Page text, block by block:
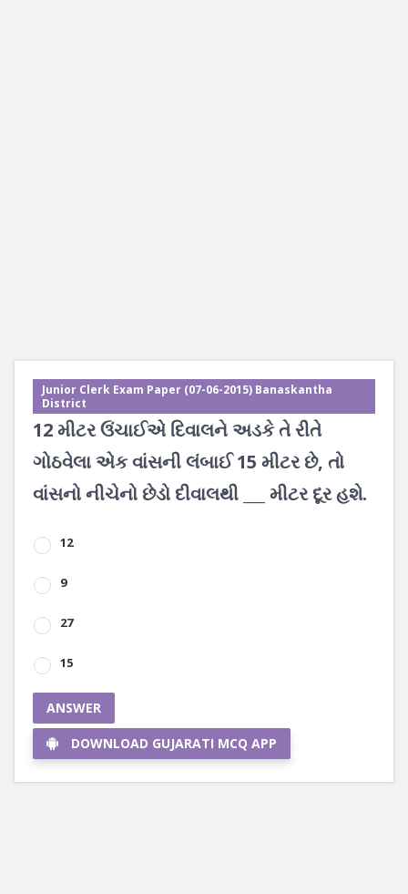
Junior Clerk Exam Paper (07-06-2015) Banaskantha
District
12 મીટર ઉંચાઈએ દિવાલને અડકે તે રીતે
ગોઠવેલા એક વાંસની લંબાઈ 15 મીટર છે, તો
વાંસનો નીચેનો છેડો દીવાલથી ___ મીટર દૂર હશે.
12
9
27
15
ANSWER
DOWNLOAD GUJARATI MCQ APP